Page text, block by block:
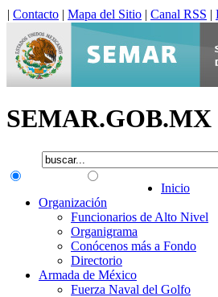
| Contacto | Mapa del Sitio | Canal RSS |
SEMAR.GOB.MX
Inicio
Organización
Funcionarios de Alto Nivel
Organigrama
Conócenos más a Fondo
Directorio
Armada de México
Fuerza Naval del Golfo